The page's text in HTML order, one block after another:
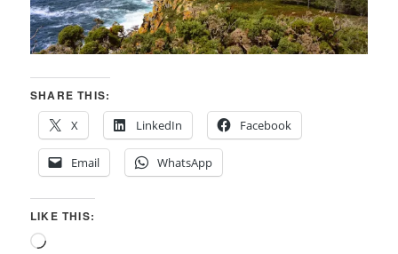
SHARE THIS:
X
LinkedIn Facebook
Email WhatsApp
LIKE THIS:
Loading…